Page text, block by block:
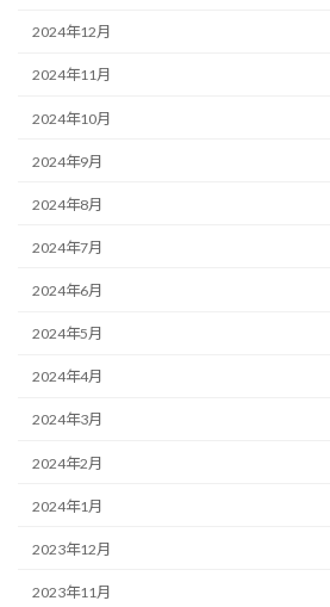
2024年12月
2024年11月
2024年10月
2024年9月
2024年8月
2024年7月
2024年6月
2024年5月
2024年4月
2024年3月
2024年2月
2024年1月
2023年12月
2023年11月